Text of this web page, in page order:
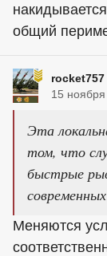
общий
rocket757
15
Эта
том, что
быстрые
Меняются